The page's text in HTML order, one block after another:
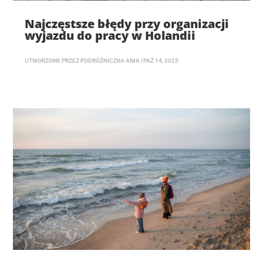
Najczęstsze błędy przy organizacji
wyjazdu do pracy w Holandii
UTWORZONE PRZEZ PODRÓŻNICZKA ANIA | PAŹ 14, 2025